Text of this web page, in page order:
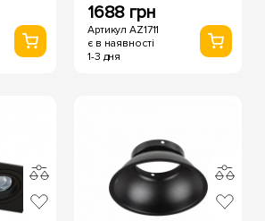
1688 грн
Артикул AZ1711
є в наявності
1-3 дня